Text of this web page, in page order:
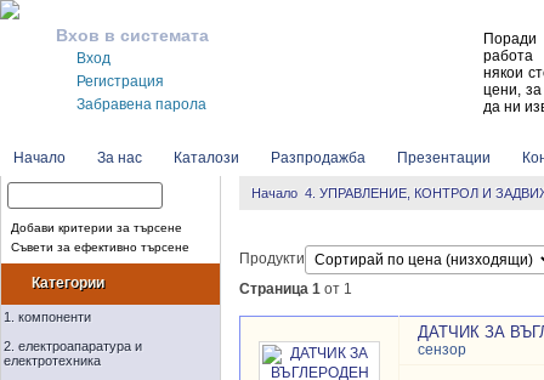
Начало За нас Каталози Разпродажба Презентации
Вхов в системата
Вход
Регистрация
Забравена парола
Поради
работа
някои
цени,
да ни
Добави критерии за търсене
Съвети за ефективно търсене
Категории
1. компоненти
2. електроапаратура и
електротехника
Начало 4. УПРАВЛЕНИЕ, КОНТРОЛ И
Продукти
Страница 1 от 1
ДАТЧИК ЗА
сензор